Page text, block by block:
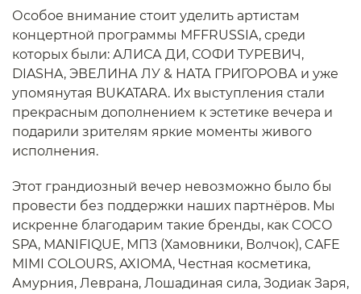
Особое внимание стоит уделить артистам
концертной программы MFFRUSSIA, среди
которых были: АЛИСА ДИ, СОФИ ТУРЕВИЧ,
DIASHA, ЭВЕЛИНА ЛУ & НАТА ГРИГОРОВА и уже
упомянутая BUKATARA. Их выступления стали
прекрасным дополнением к эстетике вечера и
подарили зрителям яркие моменты живого
исполнения.
Этот грандиозный вечер невозможно было бы
провести без поддержки наших партнёров. Мы
искренне благодарим такие бренды, как COCO
SPA, MANIFIQUE, МПЗ (Хамовники, Волчок), CAFE
MIMI COLOURS, AXIOMA, Честная косметика,
Амурния, Леврана, Лошадиная сила, Зодиак Заря,